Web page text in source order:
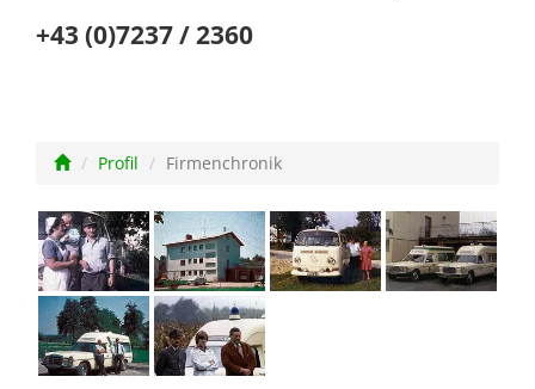
+43 (0)7237 / 2360
Profil Firmenchronik